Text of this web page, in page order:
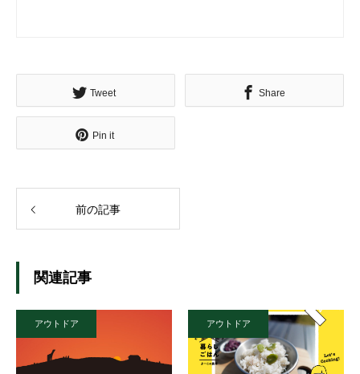
Tweet Share
Pin it
前の記事
関連記事
アウトドア アウトドア